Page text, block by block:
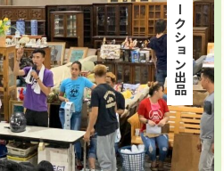
海外オークション出品